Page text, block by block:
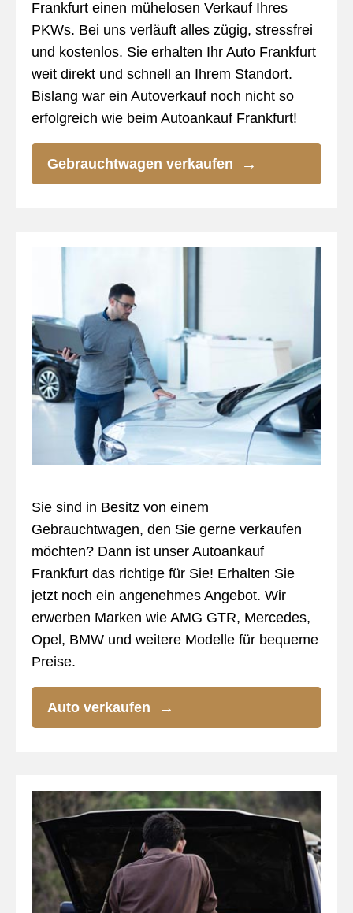
Frankfurt einen mühelosen Verkauf Ihres
PKWs. Bei uns verläuft alles zügig, stressfrei
und kostenlos. Sie erhalten Ihr Auto Frankfurt
weit direkt und schnell an Ihrem Standort.
Bislang war ein Autoverkauf noch nicht so
erfolgreich wie beim Autoankauf Frankfurt!
Gebrauchtwagen verkaufen
Sie sind in Besitz von einem
Gebrauchtwagen, den Sie gerne verkaufen
möchten? Dann ist unser Autoankauf
Frankfurt das richtige für Sie! Erhalten Sie
jetzt noch ein angenehmes Angebot. Wir
erwerben Marken wie AMG GTR, Mercedes,
Opel, BMW und weitere Modelle für bequeme
Preise.
Auto verkaufen